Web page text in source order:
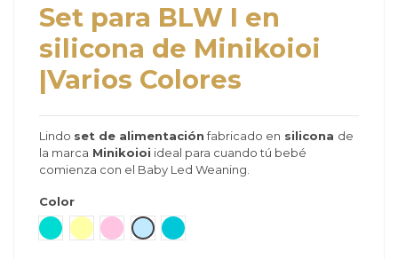
Set para BLW I en
silicona de Minikoioi
|Varios Colores
Lindo set de alimentaciónfabricado en silicona de
la marca Minikoioi ideal para cuando tú bebé
comienza con el Baby Led Weaning.
Color
Verde marAmarilloRosa Azul ClaroVerde Mauricio